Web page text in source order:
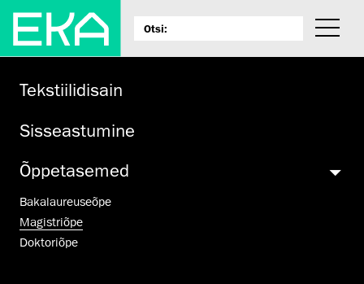
Tekstiilidisain
Sisseastumine
Õppetasemed
Bakalaureuseõpe
Magistriõpe
Doktoriõpe